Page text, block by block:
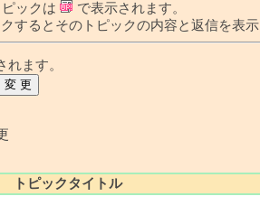
ックは
で表示されます。
するとそのトピックの内容と返信を表示
れます。
トピックタイトル